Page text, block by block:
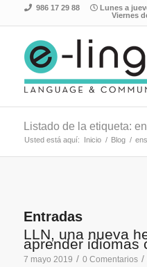
986 17 29 88
Lunes a
Viernes
Listado de la etiqueta:
Usted está aquí: Inicio / Blog /
Entradas
LLN, una nueva
aprender idiomas
7 mayo 2019 / 0 Comentarios /